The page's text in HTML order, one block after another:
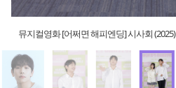
뮤지컬영화 [어쩌면 해피엔딩] 시사회 (2025)